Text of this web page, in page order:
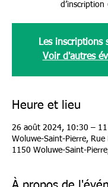
Les inscriptions
Voir d'autres
Heure et lieu
26 août 2024, 10:30 –
Woluwe-Saint-Pierre, Rue
1150 Woluwe-Saint-